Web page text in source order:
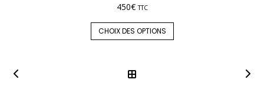
450€ TTC
CHOIX DES OPTIONS